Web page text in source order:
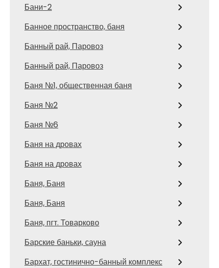
Бани-2
Банное пространство, баня
Банный рай, Паровоз
Банный рай, Паровоз
Баня №1, общественная баня
Баня №2
Баня №6
Баня на дровах
Баня на дровах
Баня, Баня
Баня, Баня
Баня, пгт. Товарково
Барские баньки, сауна
Бархат, гостинично-банный комплекс